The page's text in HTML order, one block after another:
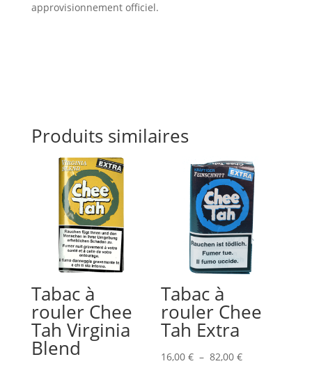
approvisionnement officiel.
Produits similaires
Tabac à
rouler Chee
Tah Virginia
Blend
Tabac à
rouler Chee
Tah Extra
16,00€ – 82,00€Plage